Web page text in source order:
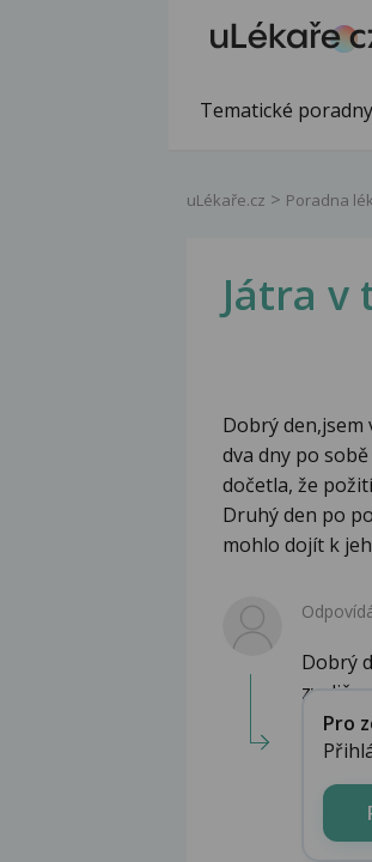
Tematické poradny
uLékaře.cz Poradna
Játra
Dobrý den,jsem
dva dny po
dočetla, že
Druhý den po
mohlo dojít k
Dobrý
Pro